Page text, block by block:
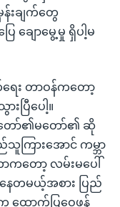
န်းချက်တွေ
ချောမွေ့မှု ရှိပါ့မ
ရေး တာဝန်ကတော့
ပြီပေါ့။
ော်၏မတော်၏ ဆို
ြားအောင် ကမ္ဘာ
ာကတော့ လမ်းမပေါ်
တမယ့်အစား ပြည်
ောက်ပြဝေဖန်